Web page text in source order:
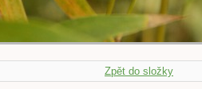
Zpět do složky